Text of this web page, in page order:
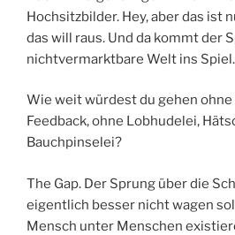
Hochsitzbilder. Hey, aber das ist
das will raus. Und da kommt der
nichtvermarktbare Welt ins Spiel.
Wie weit würdest du gehen
Feedback, ohne Lobhudelei,
Bauchpinselei?
The Gap. Der Sprung über die
eigentlich besser nicht wagen
Mensch unter Menschen